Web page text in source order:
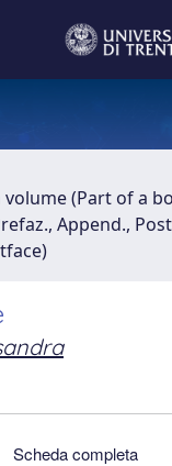
(Part of a
Append.,
Scheda completa